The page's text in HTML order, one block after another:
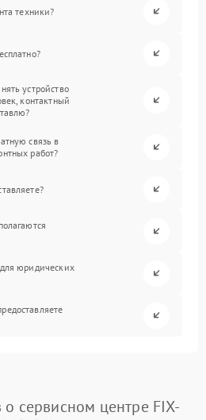
техники?
устройство
контактный
связь в
работ?
юридических
сервисном центре FIX-